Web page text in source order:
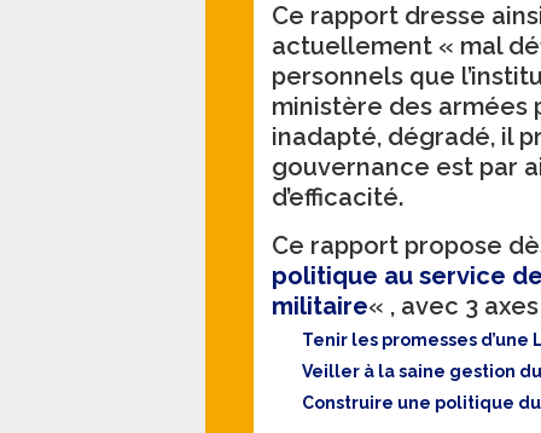
Ce rapport dresse
actuellement « mal
personnels que
ministère des armées
inadapté, dégradé, il
gouvernance est par
d’efficacité.
Ce rapport propose
politique au service
militaire« , avec 3
Tenir les promesses d’une
Veiller à la saine gestion
Construire une politique